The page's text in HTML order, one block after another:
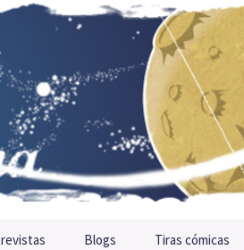
Blogs Tiras cómicas